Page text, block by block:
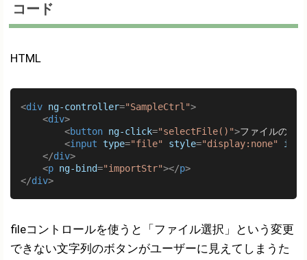
コード
HTML
<div ng-controller="SampleCtrl">
<div>
<button ng-click="selectFile()">ファイルのイ
<input type="file" style="display:none" id
</div>
<p ng-bind="importStr"></p>
</div>
fileコントロールを使うと「ファイル選択」という変更
できない文字列のボタンがユーザーに見えてしまうた